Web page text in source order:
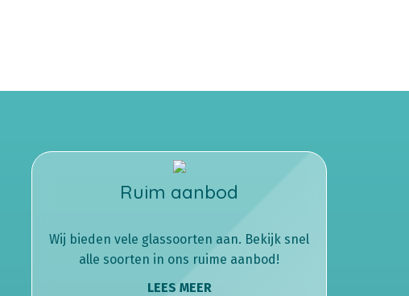
Ruim aanbod
Wij bieden vele glassoorten aan. Bekijk snel
alle soorten in ons ruime aanbod!
LEES MEER